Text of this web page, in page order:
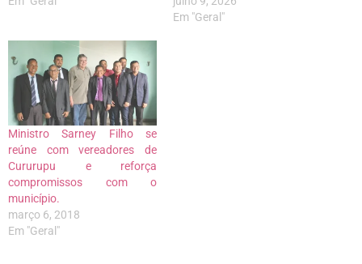
Em "Geral"
Ministro Sarney Filho se
reúne com vereadores de
Cururupu e reforça
compromissos com o
município.
março 6, 2018
Em "Geral"